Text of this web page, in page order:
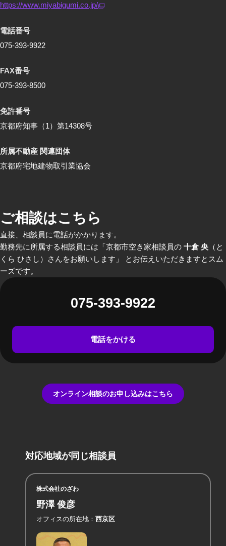
https://www.miyabigumi.co.jp/
電話番号
075-393-9922
FAX番号
075-393-8500
免許番号
京都府知事（1）第14308号
所属不動産 関連団体
京都府宅地建物取引業協会
ご相談はこちら
直接、相談員に電話がかかります。
勤務先に所属する相談員には「京都市空き家相談員の 十倉 央 （と
くら ひさし）さんをお願いします」 とお伝えいただきますとスム
ーズです。
075-393-9922
電話をかける
オンライン相談のお申し込みはこちら
対応地域が同じ相談員
株式会社のざわ
野澤 俊彦
オフィスの所在地 西京区